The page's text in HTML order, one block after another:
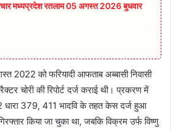
मध्यप्रदेश रतलाम 05 अगस्त 2026 बुधवार
2022 को फरियादी आफताब अब्बासी निवासी
चोरी की रिपोर्ट दर्ज कराई थी। प्रकरण में
379, 411 भादवि के तहत केस दर्ज हुआ
किया जा चुका था, जबकि विक्रम उर्फ विष्णु